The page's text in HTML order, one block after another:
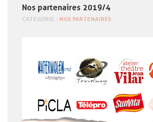
Nos partenaires 2019/4
CATÉGORIE : NOS PARTENAIRES